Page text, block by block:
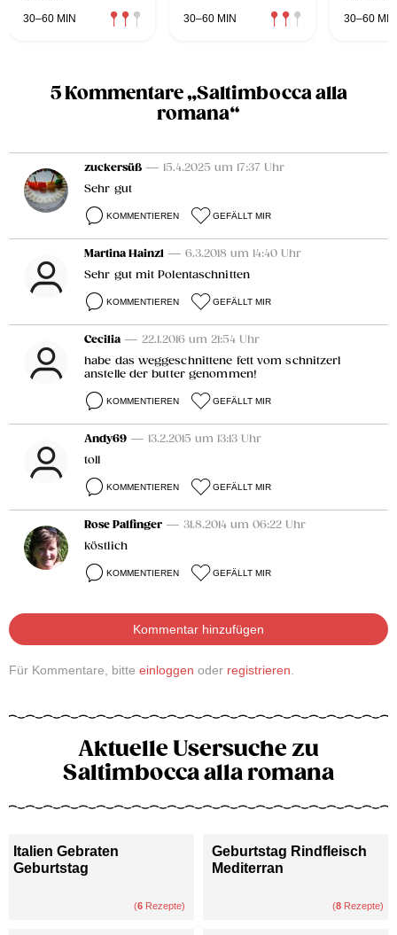
30–60 MIN 30–60 MIN 30–60 MIN
5 Kommentare „Saltimbocca alla
romana“
zuckersüß — 15.4.2025 um 17:37 Uhr
Sehr gut
KOMMENTIEREN GEFÄLLT MIR
Martina Hainzl — 6.3.2018 um 14:40 Uhr
Sehr gut mit Polentaschnitten
KOMMENTIEREN GEFÄLLT MIR
Cecilia — 22.1.2016 um 21:54 Uhr
habe das weggeschnittene fett vom schnitzerl
anstelle der butter genommen!
KOMMENTIEREN GEFÄLLT MIR
Andy69 — 13.2.2015 um 13:13 Uhr
toll
KOMMENTIEREN GEFÄLLT MIR
Rose Palfinger — 31.8.2014 um 06:22 Uhr
köstlich
KOMMENTIEREN GEFÄLLT MIR
Kommentar hinzufügen
Für Kommentare, bitte einloggen oder registrieren.
Aktuelle Usersuche zu
Saltimbocca alla romana
Italien Gebraten
Geburtstag
(6 Rezepte)
Geburtstag Rindfleisch
Mediterran
(8 Rezepte)